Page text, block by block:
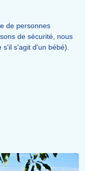
de personnes
de sécurité, nous
s'agit d'un bébé).